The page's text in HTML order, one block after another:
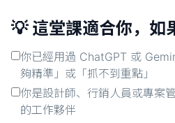
💡 這堂課適合你，如
你已經用過 ChatGPT 或
夠精準」或「抓不到重點」
你是設計師、行銷人員或專案
的工作夥伴